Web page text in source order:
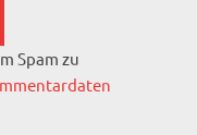
Spam zu